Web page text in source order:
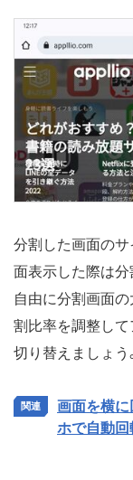
分割した画面のサ
面表示した際は分
自由に分割画面
割比率を調整して
切り替えましょう
画面を横
ホで自動回